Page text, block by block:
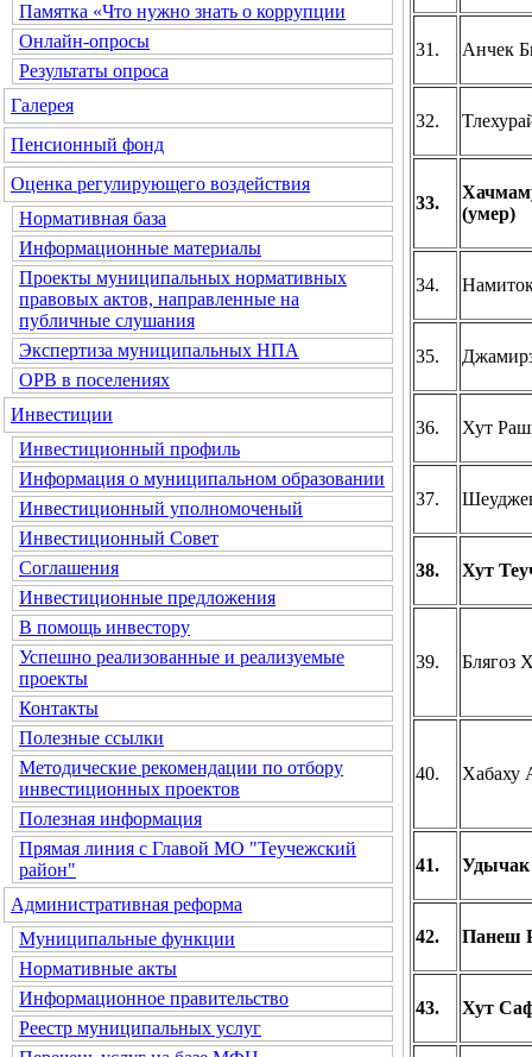
Памятка «Что нужно знать о коррупции
Онлайн-опросы
Результаты опроса
Галерея
Пенсионный фонд
Оценка регулирующего воздействия
Нормативная база
Информационные материалы
Проекты муниципальных нормативных
правовых актов, направленные на
публичные слушания
Экспертиза муниципальных НПА
ОРВ в поселениях
Инвестиции
Инвестиционный профиль
Информация о муниципальном образовании
Инвестиционный уполномоченый
Инвестиционный Совет
Соглашения
Инвестиционные предложения
В помощь инвестору
Успешно реализованные и реализуемые
проекты
Контакты
Полезные ссылки
Методические рекомендации по отбору
инвестиционных проектов
Полезная информация
Прямая линия с Главой МО "Теучежский
район"
Административная реформа
Муниципальные функции
Нормативные акты
Информационное правительство
Реестр муниципальных услуг
31. Анчек
32.
33.
(умер)
34.
35.
36. Хут
37.
38. Хут
39. Блягоз
40. Хабаху
41.
42. Панеш
43. Хут